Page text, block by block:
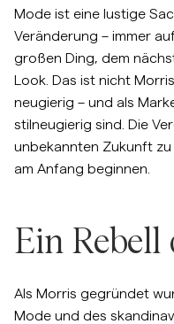
Hosen
Jeans
Blazer
Overshirts
Poloshirts
Mode ist eine lustige
Veränderung – immer
großen Ding, dem
Look. Das ist nicht
neugierig – und als
stilneugierig sind. Die
unbekannten Zukunft zu
am Anfang beginnen.
Ein
Als Morris gegründet
Mode und des